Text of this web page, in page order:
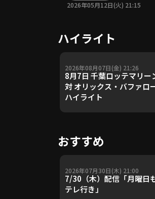
2026年05月12日(火) 21:15
ハイライト
2026年08月07日(金) 21:26
8月7日 千葉ロッテマリー
対 オリックス・バファロ
ハイライト
おすすめ
2026年07月30日(木) 21:00
7/30（木）配信「月曜日
テレ行き」